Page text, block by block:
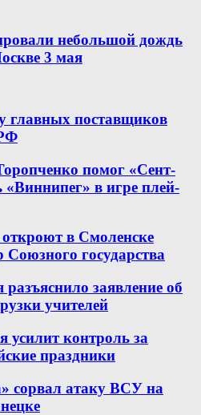
небольшой дождь
3 мая
главных поставщиков
помог «Сент-
в игре плей-
в Смоленске
Союзного государства
заявление об
учителей
усилит контроль за
праздники
сорвал атаку ВСУ на